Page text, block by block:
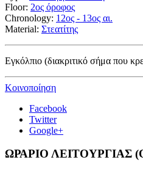
Floor: 2ος όροφος
Chronology: 12ος - 13ος αι.
Material: Στεατίτης
Εγκόλπιο (διακριτικό σήμα που
Κοινοποίηση
Facebook
Twitter
Google+
ΩΡΑΡΙΟ ΛΕΙΤΟΥΡΓΙΑΣ